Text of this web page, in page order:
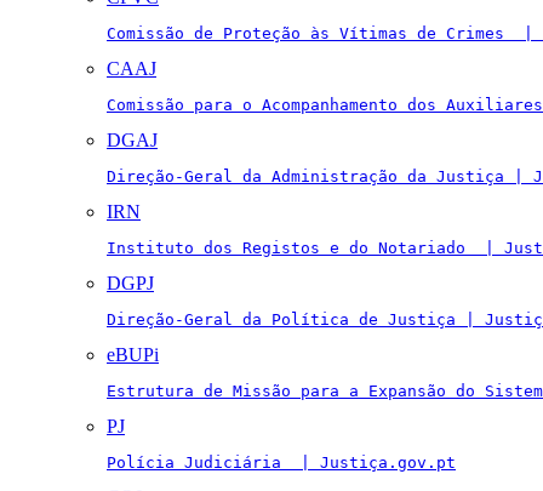
Comissão de Proteção às Vítimas de Crimes
CAAJ
Comissão para o Acompanhamento dos
DGAJ
Direção-Geral da Administração da Justiça |
IRN
Instituto dos Registos e do Notariado  |
DGPJ
Direção-Geral da Política de Justiça |
eBUPi
Estrutura de Missão para a Expansão do
PJ
Polícia Judiciária  | Justiça.gov.pt